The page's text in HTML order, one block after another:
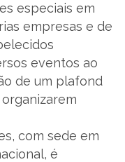
especiais em
empresas e de
eventos ao
de um plafond
com sede em
é